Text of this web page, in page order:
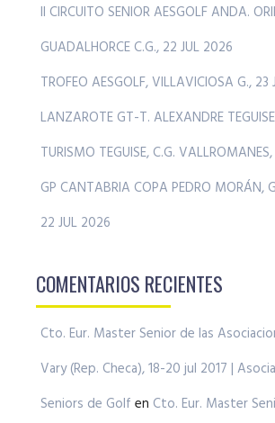
II CIRCUITO SENIOR AESGOLF ANDA.
GUADALHORCE C.G., 22 JUL 2026
TROFEO AESGOLF, VILLAVICIOSA G., 23
LANZAROTE GT-T. ALEXANDRE
TURISMO TEGUISE, C.G.
GP CANTABRIA COPA PEDRO MORÁN,
22 JUL 2026
COMENTARIOS RECIENTES
Cto. Eur. Master Senior de las
Vary (Rep. Checa), 18-20 jul 2017 |
Seniors de Golf en Cto. Eur. Master